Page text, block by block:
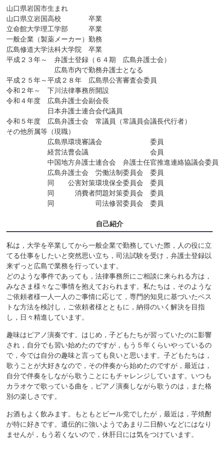
山口県岩国市生まれ
山口県立岩国高校　　　　卒業
立命館大学理工学部　　　卒業
一般企業（製薬メーカー）勤務
広島修道大学法科大学院　卒業
平成２３年～　弁護士登録（６４期　広島弁護士会）
広島市内で勤務弁護士となる
平成２５年～平成２８年　広島県公害審査会委員
令和２年～　下川法律事務所開設
令和４年度　広島弁護士会副会長
日本弁護士連合会代議員
令和５年度　広島弁護士会　常議員（常議員会議長代行者）
その他所属等（現職）
広島県環境審議会　　　　　　　委員
経営法曹会議　　　　　　　　　会員
中国地方弁護士連合会　弁護士任官推進連絡
広島弁護士会　労働法制委員会　委員
同　　公害対策環境保全委員会　委員
同　　　消費者問題対策委員会　委員
同　　　　　　司法修習委員会　委員
自己紹介
私は，大学を卒業してから一般企業で勤務していた際，人の役に立
てる仕事をしたいと突然思い立ち，司法試験を受け，弁護士登録以
来ずっと広島で業務を行っています。
どのような事件であっても，法律事務所にご相談に来られる方は，
みなさま様々なご事情を抱えておられます。私たちは，そのような
ご依頼者様一人一人のご事情に応じて，専門的知見に基づいたベス
トな方法を検討し，ご依頼者様とともに，納得のいく解決を目指
し，日々精進しています。
趣味はピアノ演奏です。はじめ，子どもたちが習っていたのに影響
され，自分でも習い始めたのですが，もう５年くらいやっているの
で，今では自分の趣味と言っても良いと思います。子どもたちは，
歌うことが大好きなので，その伴奏から始めたのですが，最近は，
自分で伴奏をしながら歌うことにもチャレンジしています。いつも
カラオケで歌っている曲を，ピアノ演奏しながら歌うのは，また格
別の楽しさです。
お酒もよく飲みます。もともとビール党でしたが，最近は，芋焼酎
が特に好きです。遺伝的に強いようであまり二日酔いなどにはなり
ませんが，もう若くないので，休肝日には気をつけています。